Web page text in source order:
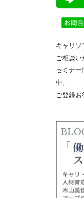
キャリソ
ご相談い
セミナー
中。
ご登録お